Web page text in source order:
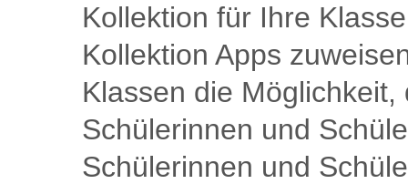
Kollektion für Ihre
Kollektion Apps
Klassen die Möglichkeit,
Schülerinnen und
Schülerinnen und